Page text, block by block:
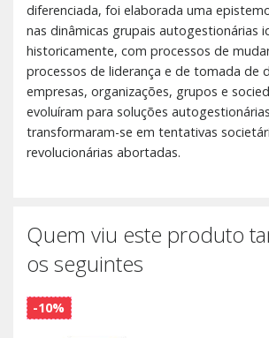
diferenciada, foi elaborada uma
nas dinâmicas grupais autogestionárias
historicamente, com processos de
processos de liderança e de tomada de
empresas, organizações, grupos e
evoluíram para soluções
transformaram-se em tentativas
revolucionárias abortadas.
Quem viu este produto
os seguintes
-10%